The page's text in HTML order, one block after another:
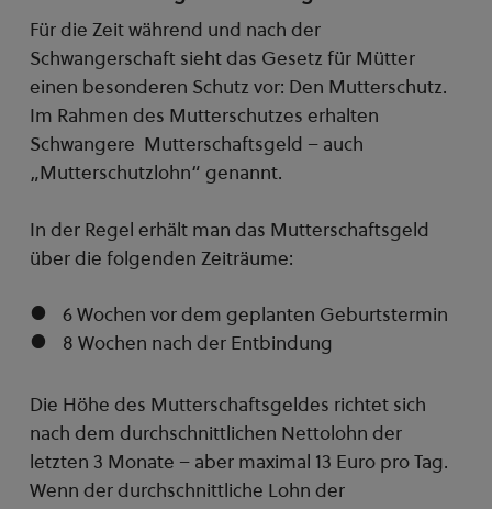
Für die Zeit während und nach der
Schwangerschaft sieht das Gesetz für Mütter
einen besonderen Schutz vor: Den Mutterschutz.
Im Rahmen des Mutterschutzes erhalten
Schwangere Mutterschaftsgeld – auch
„Mutterschutzlohn“ genannt.
In der Regel erhält man das Mutterschaftsgeld
über die folgenden Zeiträume:
6 Wochen vor dem geplanten Geburtstermin
8 Wochen nach der Entbindung
Die Höhe des Mutterschaftsgeldes richtet sich
nach dem durchschnittlichen Nettolohn der
letzten 3 Monate – aber maximal 13 Euro pro Tag.
Wenn der durchschnittliche Lohn der